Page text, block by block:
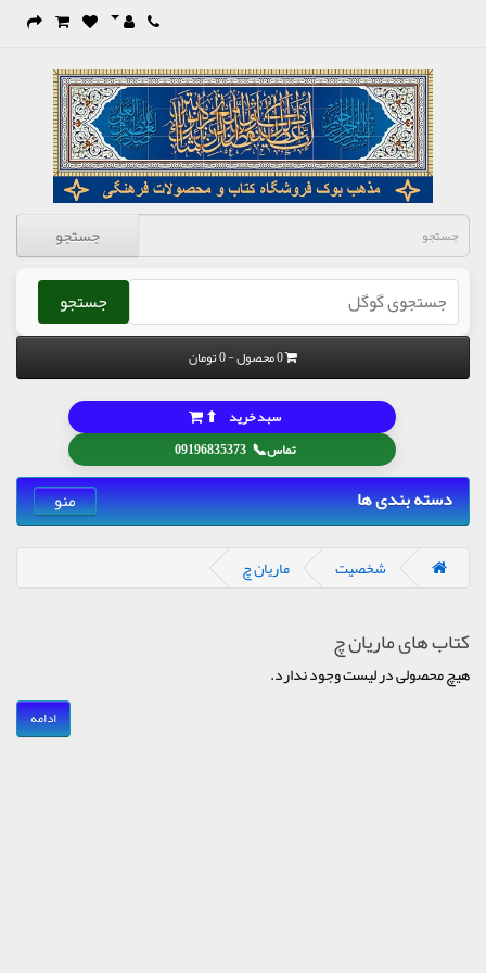
جستجو
جستجو
0 محصول - 0 تومان
تماس📞
09196835373
سبد خرید ⬆
دسته بندی ها منو
شخصیت ماریان چ
کتاب های ماریان چ
هیچ محصولی در لیست وجود ندارد.
ادامه